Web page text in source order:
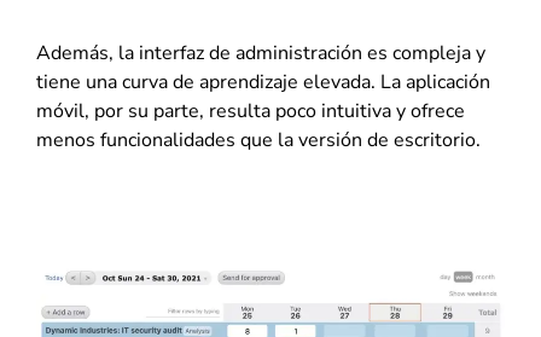
Además, la interfaz de administración es compleja y
tiene una curva de aprendizaje elevada. La aplicación
móvil, por su parte, resulta poco intuitiva y ofrece
menos funcionalidades que la versión de escritorio.